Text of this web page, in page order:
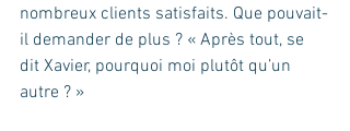
nombreux clients satisfaits. Que pouvait-
il demander de plus ? « Après tout, se
dit Xavier, pourquoi moi plutôt qu’un
autre ? »